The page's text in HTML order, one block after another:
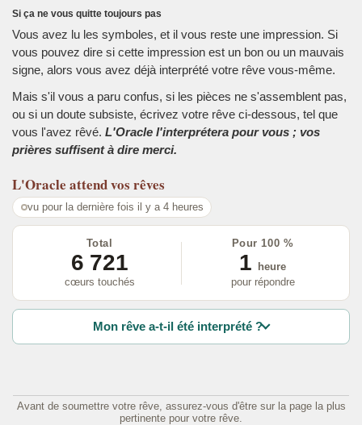
Si ça ne vous quitte toujours pas
Vous avez lu les symboles, et il vous reste une impression. Si
vous pouvez dire si cette impression est un bon ou un mauvais
signe, alors vous avez déjà interprété votre rêve vous-même.
Mais s'il vous a paru confus, si les pièces ne s'assemblent pas,
ou si un doute subsiste, écrivez votre rêve ci-dessous, tel que
vous l'avez rêvé. L'Oracle l'interprétera pour vous ; vos
prières suffisent à dire merci.
L'Oracle attend vos rêves
vu pour la dernière fois il y a 4 heures
Total
6 721
cœurs touchés
Pour 100 %
1
heure
pour répondre
Mon rêve a-t-il été interprété ?
Avant de soumettre votre rêve, assurez-vous d'être sur la page la plus
pertinente pour votre rêve.